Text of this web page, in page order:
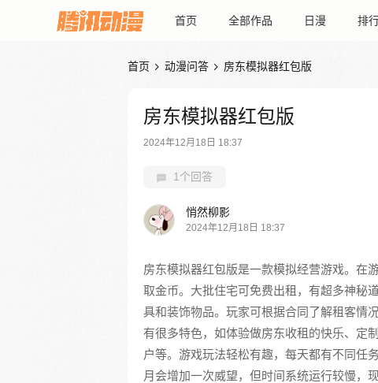
首页 全部作品 日漫 排
首页  动漫问答  房东模拟器红包版
房东模拟器红包版
2024年12月18日 18:37
1个回答
悄然柳影
2024年12月18日 18:37
房东模拟器红包版是一款模拟经营游戏。在
取金币。大批住宅可免费出租，有超多神秘
具和装饰物品。玩家可根据合同了解租客情
有很多特色，如体验做房东收租的快乐、定
户等。游戏玩法轻松有趣，每天都有不同任
月会增加一次威望，但时间系统运行较慢，